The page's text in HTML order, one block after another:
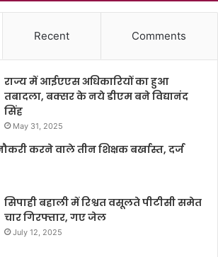
Recent Comments
राज्य में आईएएस अधिकारियों का हुआ
तबादला, बक्सर के नये डीएम बने विद्यानंद
सिंह
May 31, 2025
करने वाले तीन शिक्षक बर्खास्त, दर्ज
सिपाही बहाली में रिश्वत वसूलते पीटीसी समेत
चार गिरफ्तार, गए जेल
July 12, 2025